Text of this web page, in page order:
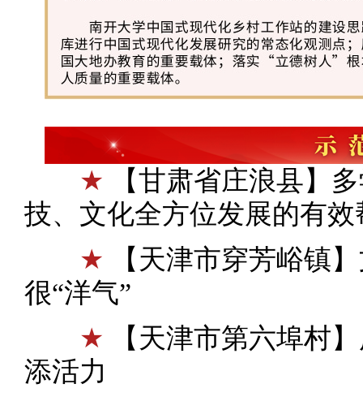
★
【甘肃省庄浪县】
技、文化全方位发展的有效
★
【天津市穿芳峪镇
很“洋气”
★
【天津市第六埠村
添活力